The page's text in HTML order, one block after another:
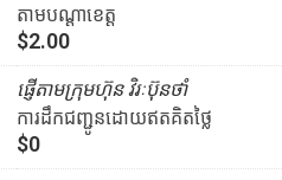
តាមបណ្ដាខេត្ត
$2.00
ផ្ញើតាមក្រុមហ៊ុន វិរៈប៊ុនថាំ
ការដឹកជញ្ជូនដោយឥតគិតថ្លៃ
$0